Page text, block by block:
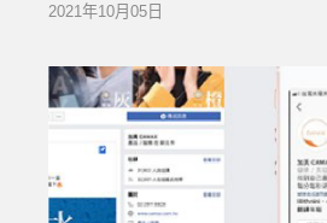
2021年10月05日